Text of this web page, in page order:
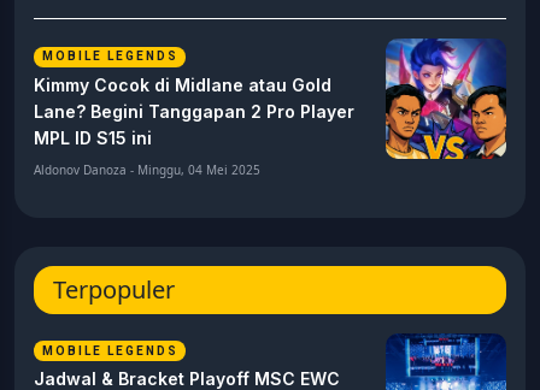
MOBILE LEGENDS
Kimmy Cocok di Midlane atau Gold
Lane? Begini Tanggapan 2 Pro Player
MPL ID S15 ini
Aldonov Danoza - Minggu, 04 Mei 2025
Terpopuler
MOBILE LEGENDS
Jadwal & Bracket Playoff MSC EWC